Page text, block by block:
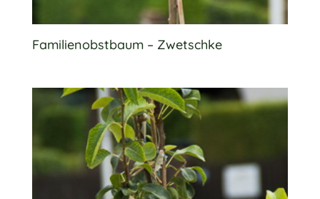
Familienobstbaum – Zwetschke